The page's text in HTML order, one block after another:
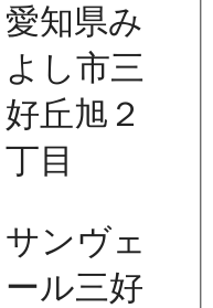
愛知県み
よし市三
好丘旭２
丁目
サンヴェ
ール三好